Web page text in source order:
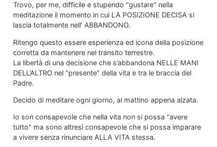
Trovo, per me, difficile e stupendo "gustare" nella
meditazione il momento in cui LA POSIZIONE DECISA si
lascia totalmente nell’ ABBANDONO.
Ritengo questo essere esperienza ed icona della posizione
corretta da mantenere nel transito terrestre.
La libertà di una decisione che s’abbandona NELLE MANI
DELL’ALTRO nel "presente" della vita e tra le braccia del
Padre.
Decido di meditare ogni giorno, al mattino appena alzata.
Io son consapevole che nella vita non si possa "avere
tutto" ma sono altresì consapevole che si possa imparare
a vivere senza rinunciare ALLA VITA stessa.